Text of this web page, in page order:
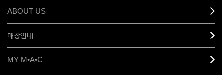
ABOUT US
매장안내
MY M•A•C